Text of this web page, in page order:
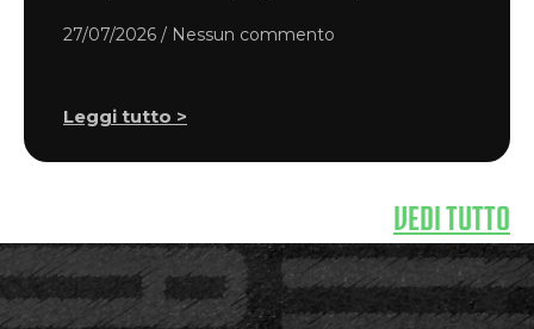
27/07/2026 Nessun commento
Leggi tutto >
VEDI TUTTO